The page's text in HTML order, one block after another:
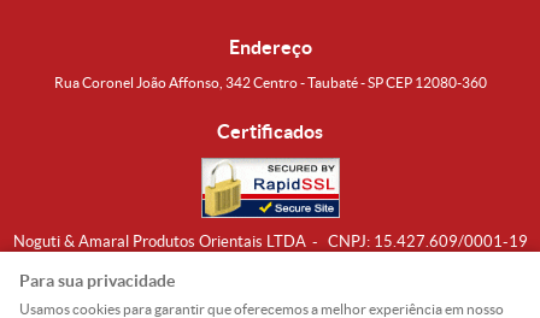
Endereço
Rua Coronel João Affonso, 342 Centro - Taubaté - SP CEP 12080-360
Certificados
Noguti & Amaral Produtos Orientais LTDA CNPJ: 15.427.609/0001-19
Para sua privacidade
Usamos cookies para garantir que oferecemos a melhor experiência em nosso